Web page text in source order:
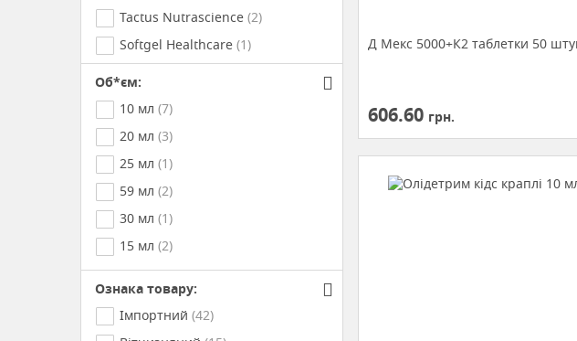
Tactus Nutrascience (2)
Softgel Healthcare (1)
Об*єм:
10 мл (7)
20 мл (3)
25 мл (1)
59 мл (2)
30 мл (1)
15 мл (2)
Ознака товару:
Імпортний (42)
Д Мекс 5000+К2 таблетки 50
606.60 грн.